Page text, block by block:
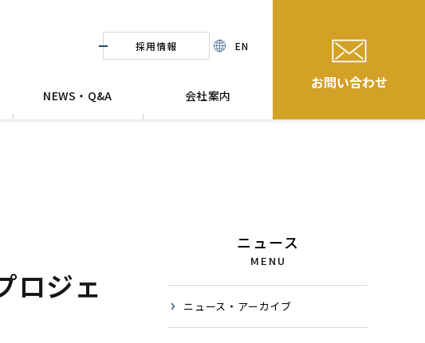
採用情報 EN
NEWS・Q&A 会社案内
お問い合わせ
ロジェ
ニュース
MENU
ニュース・アーカイブ